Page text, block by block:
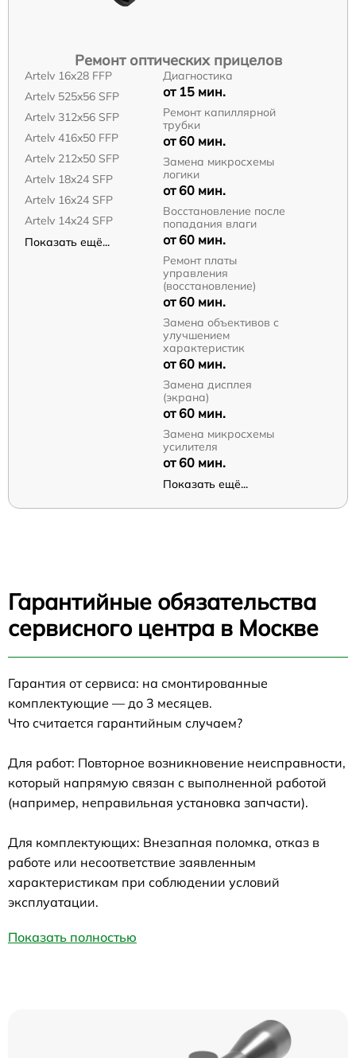
Ремонт оптических прицелов
Artelv 16x28 FFP
Artelv 525x56 SFP
Artelv 312x56 SFP
Artelv 416x50 FFP
Artelv 212x50 SFP
Artelv 18x24 SFP
Artelv 16x24 SFP
Artelv 14x24 SFP
Показать ещё...
Диагностика
от 15 мин.
Ремонт капиллярной
трубки
от 60 мин.
Замена микросхемы
логики
от 60 мин.
Восстановление после
попадания влаги
от 60 мин.
Ремонт платы
управления
(восстановление)
от 60 мин.
Замена объективов с
улучшением
характеристик
от 60 мин.
Замена дисплея
(экрана)
от 60 мин.
Замена микросхемы
усилителя
от 60 мин.
Показать ещё...
Гарантийные обязательства
сервисного центра в Москве
Гарантия от сервиса: на смонтированные
комплектующие — до 3 месяцев.
Что считается гарантийным случаем?
Для работ: Повторное возникновение неисправности,
который напрямую связан с выполненной работой
(например, неправильная установка запчасти).
Для комплектующих: Внезапная поломка, отказ в
работе или несоответствие заявленным
характеристикам при соблюдении условий
эксплуатации.
Показать полностью